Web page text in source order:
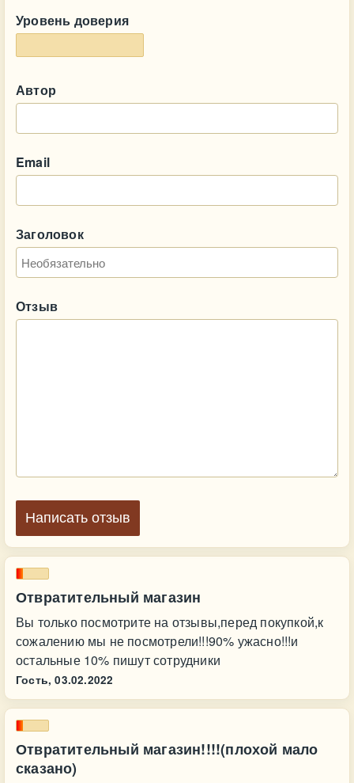
Отвратительный магазин
Вы только посмотрите на отзывы,перед покупкой,к
сожалению мы не посмотрели!!!90% ужасно!!!и
остальные 10% пишут сотрудники
Гость, 03.02.2022
Отвратительный магазин!!!!(плохой мало
сказано)
Уровень доверия
Автор
Email
Заголовок
Отзыв
Написать отзыв